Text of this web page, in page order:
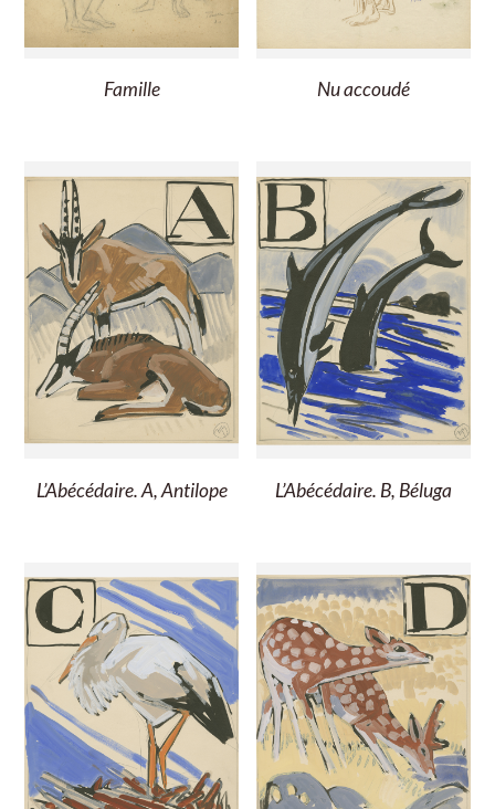
Famille Nu accoudé
L’Abécédaire. A, Antilope L’Abécédaire. B, Béluga